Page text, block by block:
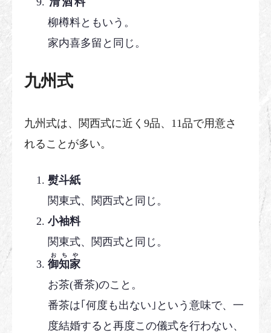
柳樽料ともいう。
家内喜多留と同じ。
九州式
九州式は、関西式に近く9品、11品で用意さ
れることが多い。
熨斗紙
関東式、関西式と同じ。
小袖料
関東式、関西式と同じ。
御知家
おちや
お茶(番茶)のこと。
番茶は｢何度も出ない｣という意味で、一
度結婚すると再度この儀式を行わない、